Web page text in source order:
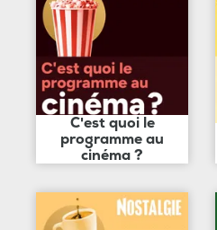
C'est quoi le
programme au
cinéma ?